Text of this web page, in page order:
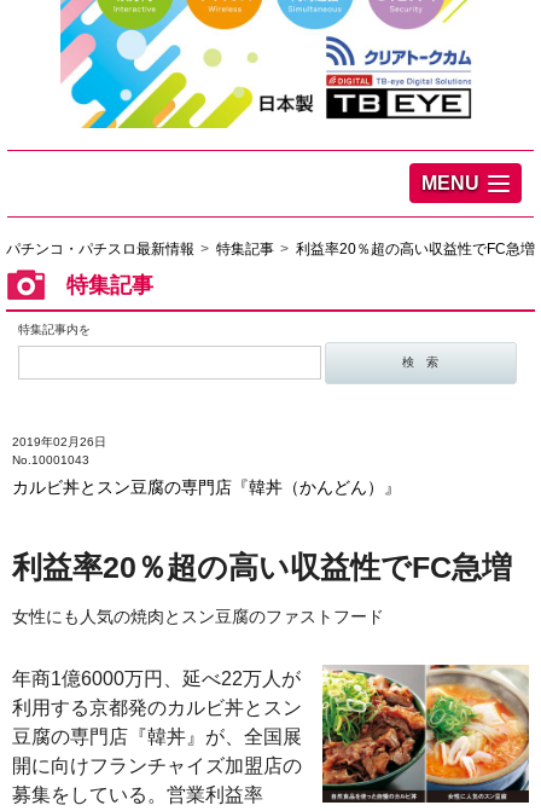
MENU
パチンコ・パチスロ最新情報 特集記事 利益率20％超の高い収益性でFC急増
特集記事
特集記事内を
2019年02月26日
No.10001043
カルビ丼とスン豆腐の専門店『韓丼（かんどん）』
利益率20％超の高い収益性でFC急増
女性にも人気の焼肉とスン豆腐のファストフード
年商1億6000万円、延べ22万人が
利用する京都発のカルビ丼とスン
豆腐の専門店『韓丼』が、全国展
開に向けフランチャイズ加盟店の
募集をしている。営業利益率